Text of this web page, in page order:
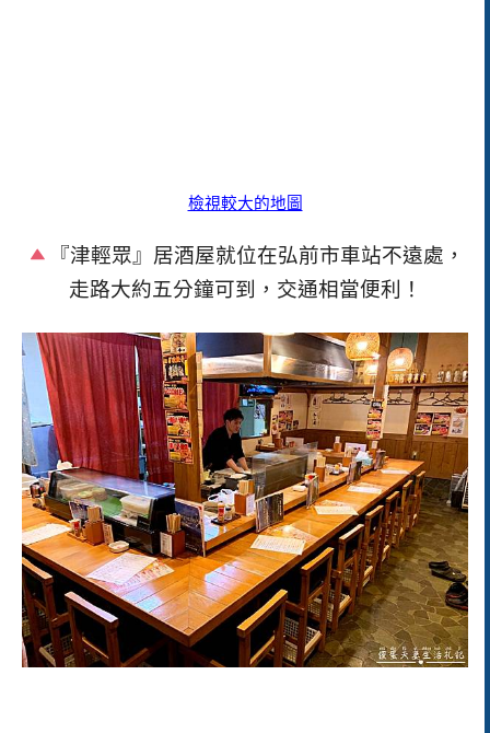
檢視較大的地圖
『津輕眾』居酒屋就位在弘前市車站不遠處，
走路大約五分鐘可到，交通相當便利！